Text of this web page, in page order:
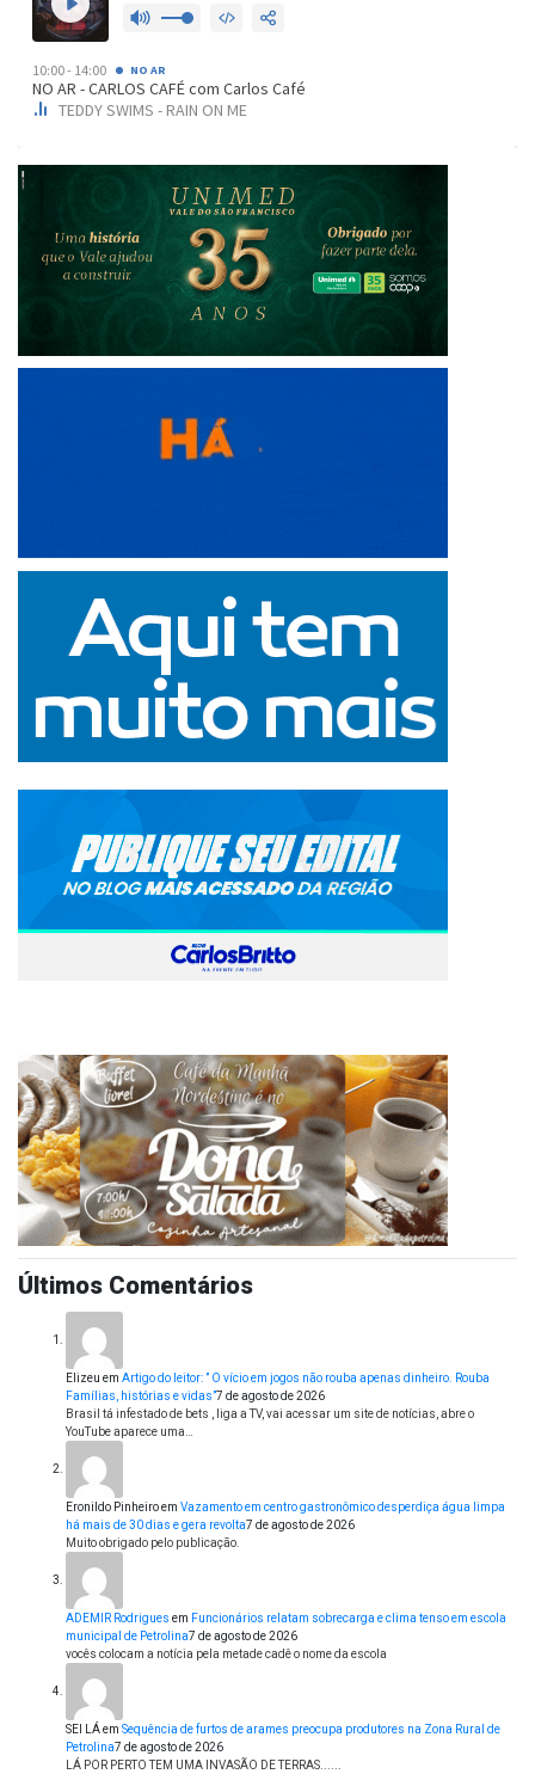
Últimos Comentários
Elizeu em Artigo do leitor: ” O vício em jogos não rouba apenas dinheiro. Rouba
Famílias, histórias e vidas”7 de agosto de 2026
Brasil tá infestado de bets , liga a TV, vai acessar um site de notícias, abre o
YouTube aparece uma…
Eronildo Pinheiroem Vazamento em centro gastronômico desperdiça água limpa
há mais de 30 dias e gera revolta7 de agosto de 2026
Muito obrigado pelo publicação.
ADEMIR Rodrigues em Funcionários relatam sobrecarga e clima tenso em escola
municipal de Petrolina7 de agosto de 2026
vocês colocam a notícia pela metade cadê o nome da escola
SEI LÁem Sequência de furtos de arames preocupa produtores na Zona Rural de
Petrolina7 de agosto de 2026
LÁ POR PERTO TEM UMA INVASÃO DE TERRAS......